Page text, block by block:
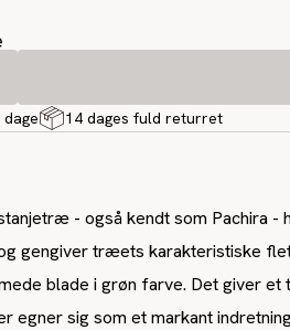
dage 14 dages fuld returret
- også kendt som Pachira -
gengiver træets karakteristiske
blade i grøn farve. Det giver et
egner sig som et markant